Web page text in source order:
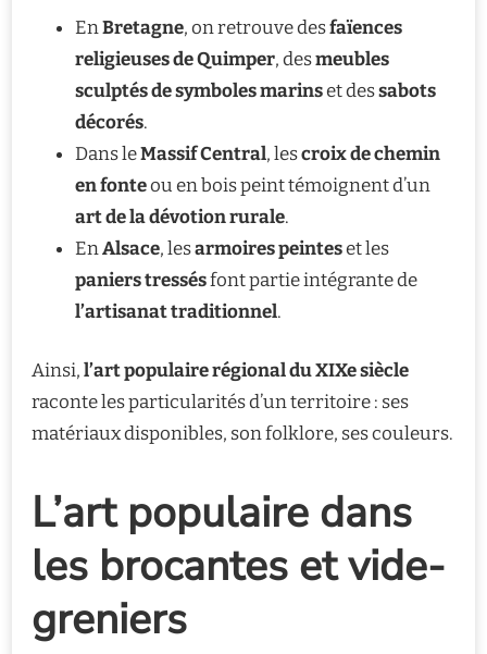
EnBretagne, on retrouve desfaïences
religieuses de Quimper, desmeubles
sculptés de symboles marinset dessabots
décorés.
Dans leMassif Central, lescroix de chemin
en fonteou en bois peint témoignent d’un
art de la dévotion rurale.
EnAlsace, lesarmoires peinteset les
paniers tressésfont partie intégrante de
l’artisanat traditionnel.
Ainsi,l’art populaire régional du XIXe siècle
raconte les particularités d’un territoire : ses
matériaux disponibles, son folklore, ses couleurs.
L’art populaire dans
les brocantes et vide-
greniers